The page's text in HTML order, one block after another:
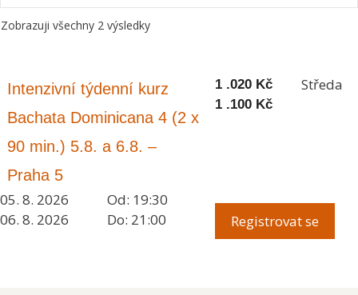
Zobrazuji všechny 2 výsledky
Intenzivní týdenní kurz
Bachata Dominicana 4 (2 x
90 min.) 5.8. a 6.8. –
Praha 5
1 .020 Kč
1 .100 Kč
Středa
05. 8. 2026
06. 8. 2026
Od: 19:30
Do: 21:00
Registrovat se